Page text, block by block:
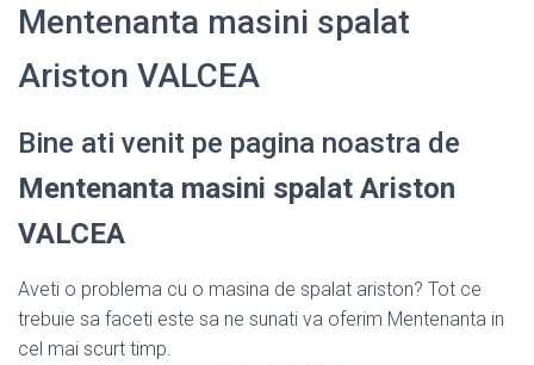
Mentenanta masini spalat
Ariston VALCEA
Bine ati venit pe pagina noastra de
Mentenanta masini spalat Ariston
VALCEA
Aveti o problema cu o masina de spalat ariston? Tot ce
trebuie sa faceti este sa ne sunati va oferim Mentenanta in
cel mai scurt timp.